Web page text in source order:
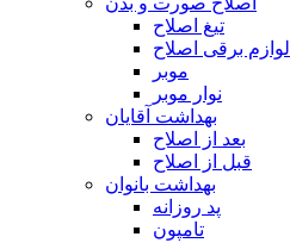
تیغ اصلاح
لوازم برقی اصلاح
موبر
نوار موبر
بهداشت آقایان
بعد از اصلاح
قبل از اصلاح
بهداشت بانوان
پد روزانه
تامپون